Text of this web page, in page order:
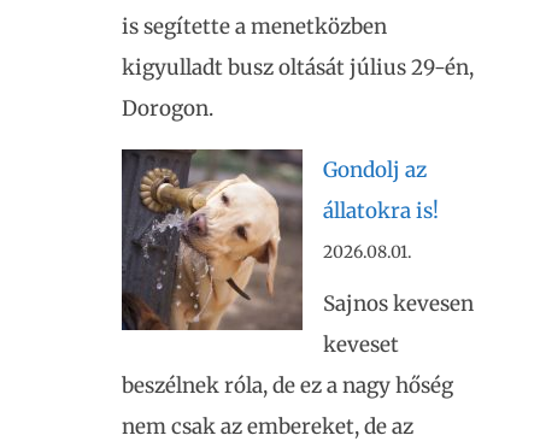
is segítette a menetközben
kigyulladt busz oltását július 29-én,
Dorogon.
Gondolj az
állatokra is!
2026.08.01.
Sajnos kevesen
keveset
beszélnek róla, de ez a nagy hőség
nem csak az embereket, de az